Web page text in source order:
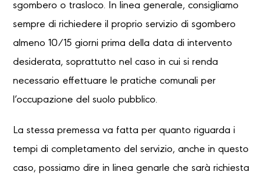
sgombero o trasloco. In linea generale, consigliamo
sempre di richiedere il proprio servizio di sgombero
almeno 10/15 giorni prima della data di intervento
desiderata, soprattutto nel caso in cui si renda
necessario effettuare le pratiche comunali per
l’occupazione del suolo pubblico.
La stessa premessa va fatta per quanto riguarda i
tempi di completamento del servizio, anche in questo
caso, possiamo dire in linea genarle che sarà richiesta